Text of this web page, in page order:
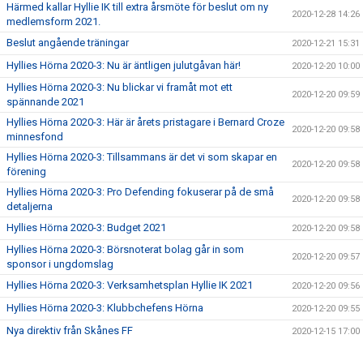
Härmed kallar Hyllie IK till extra årsmöte för beslut om ny
medlemsform 2021.
2020-12-28 14:26
Beslut angående träningar 2020-12-21 15:31
Hyllies Hörna 2020-3: Nu är äntligen julutgåvan här! 2020-12-20 10:00
Hyllies Hörna 2020-3: Nu blickar vi framåt mot ett
spännande 2021
2020-12-20 09:59
Hyllies Hörna 2020-3: Här är årets pristagare i Bernard Croze
minnesfond
2020-12-20 09:58
Hyllies Hörna 2020-3: Tillsammans är det vi som skapar en
förening
2020-12-20 09:58
Hyllies Hörna 2020-3: Pro Defending fokuserar på de små
detaljerna
2020-12-20 09:58
Hyllies Hörna 2020-3: Budget 2021 2020-12-20 09:58
Hyllies Hörna 2020-3: Börsnoterat bolag går in som
sponsor i ungdomslag
2020-12-20 09:57
Hyllies Hörna 2020-3: Verksamhetsplan Hyllie IK 2021 2020-12-20 09:56
Hyllies Hörna 2020-3: Klubbchefens Hörna 2020-12-20 09:55
Nya direktiv från Skånes FF 2020-12-15 17:00